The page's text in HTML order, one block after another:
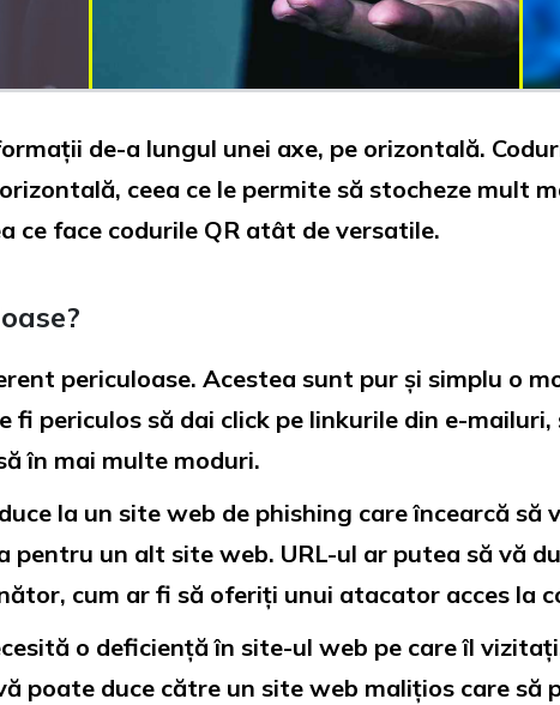
de-a lungul unei axe, pe orizontală.
ceea ce le permite să stocheze mult
ce face codurile QR atât de versatile.
periculoase. Acestea sunt pur și simplu o
fi periculos să dai click pe linkurile din e-
în mai multe moduri.
la un site web de phishing care încearcă să
pentru un alt site web. URL-ul ar putea să vă
cum ar fi să oferiți unui atacator acces la
o deficiență în site-ul web pe care îl
poate duce către un site web malițios care să